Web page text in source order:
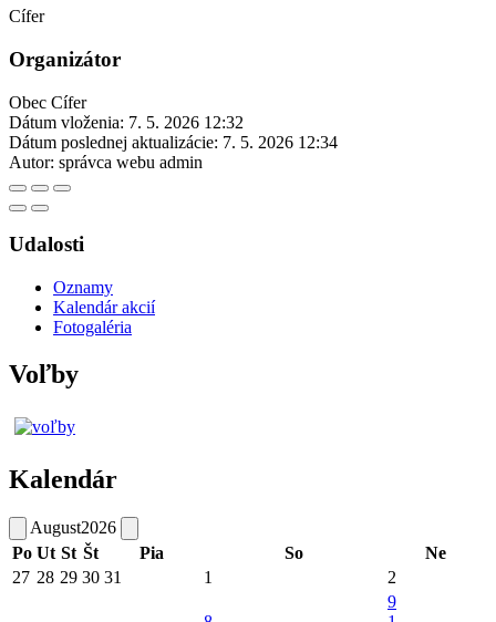
Cífer
Organizátor
Obec Cífer
Dátum vloženia: 7. 5. 2026 12:32
Dátum poslednej aktualizácie: 7. 5. 2026 12:34
Autor: správca webu admin
Udalosti
Oznamy
Kalendár akcií
Fotogaléria
Voľby
Kalendár
August2026
Po Ut St Št Pia So
Ne
27 28 29 30 31 1 2
9